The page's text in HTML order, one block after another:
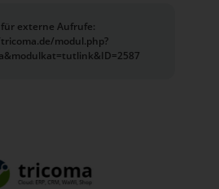
externe Aufrufe:
modul.php?